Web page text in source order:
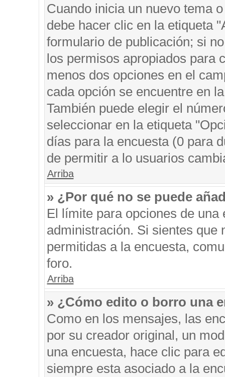
Cuando inicia un nuevo tema
debe hacer clic en la etiqueta
formulario de publicación; si
los permisos apropiados para
menos dos opciones en el
cada opción se encuentre en
También puede elegir el
seleccionar en la etiqueta
días para la encuesta (0 para
de permitir a lo usuarios
Arriba
» ¿Por qué no se puede
El límite para opciones de una
administración. Si sientes que
permitidas a la encuesta,
foro.
Arriba
» ¿Cómo edito o borro una
Como en los mensajes, las
por su creador original, un
una encuesta, hace clic para
siempre esta asociado a la